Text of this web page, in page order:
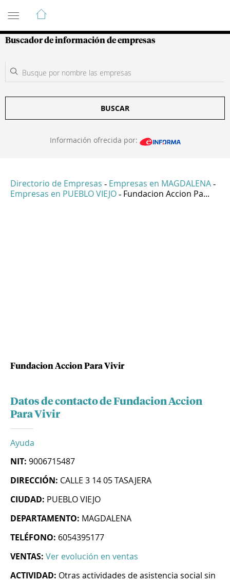
Guía de Empresas Colombianas
Buscador de información de empresas
BUSCAR
Información ofrecida por:
Directorio de Empresas - Empresas en MAGDALENA -
Empresas en PUEBLO VIEJO - Fundacion Accion Pa...
Fundacion Accion Para Vivir
Datos de contacto de Fundacion Accion
Para Vivir
Ayuda
NIT: 9006715487
DIRECCIÓN: CALLE 3 14 05 TASAJERA
CIUDAD: PUEBLO VIEJO
DEPARTAMENTO: MAGDALENA
TELÉFONO: 6054395177
VENTAS: Ver evolución en ventas
ACTIVIDAD: Otras actividades de asistencia social sin